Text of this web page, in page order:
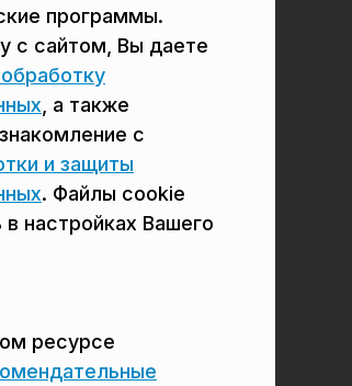
в Балашихе
в Люберцах
в Щёлково
программы.
с сайтом, Вы даете
, а также
с
и защиты
. Файлы cookie
настройках Вашего
ресурсе